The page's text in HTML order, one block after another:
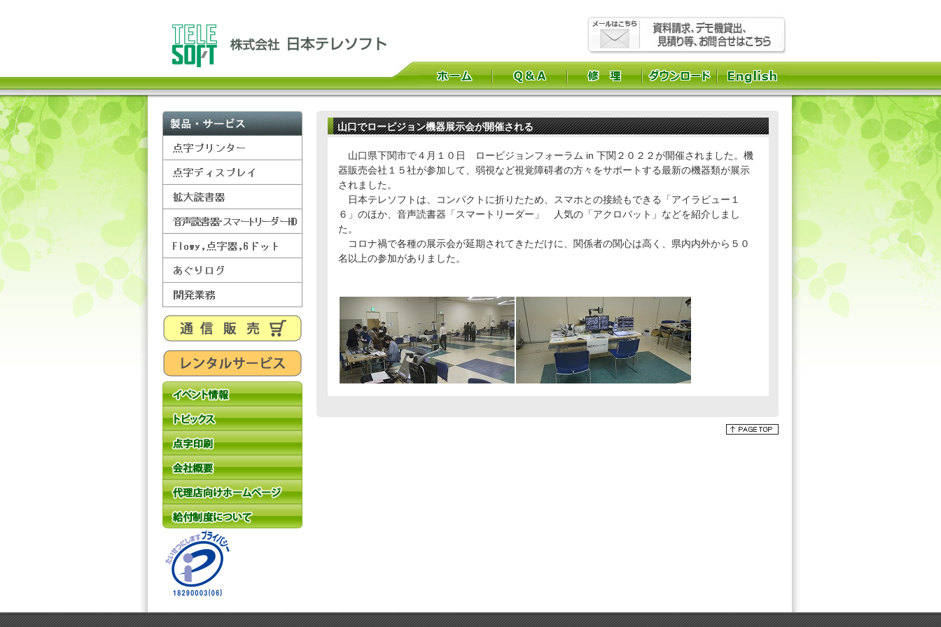
山口でロービジョン機器展示会が開催される
山口県下関市で４月１０日 ロービジョンフォーラム in 下関２０２２が開催されました。機
器販売会社１５社が参加して、弱視など視覚障碍者の方々をサポートする最新の機器類が展示
されました。
日本テレソフトは、コンパクトに折りたため、スマホとの接続もできる「アイラビュー１
６」のほか、音声読書器「スマートリーダー」 人気の「アクロバット」などを紹介しまし
た。
コロナ禍で各種の展示会が延期されてきただけに、関係者の関心は高く、県内内外から５０
名以上の参加がありました。